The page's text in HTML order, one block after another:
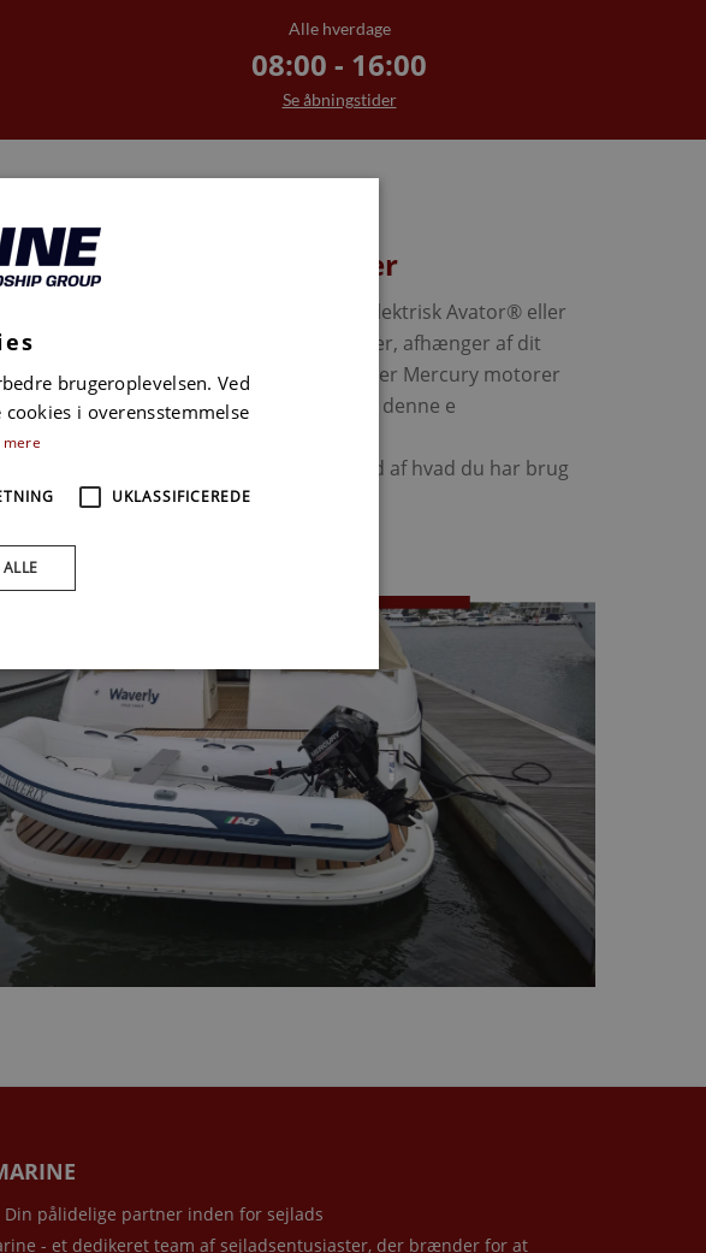
Alle hverdage
08:00 - 16:00
Se åbningstider
Racing
Effektive motorer
Om du har behov for en elektrisk Avator® eller
en større påhængsmotorer, afhænger af dit
behov. Uanset hvad tilbyder Mercury motorer
med effektivt forbrug, når denne e
Kom ind og lad os finde ud af hvad du har brug
for.
Din pålidelige partner inden for sejlads
- et dedikeret team af sejladsentusiaster, der brænder for at
brugeroplevelsen. Ved
i overensstemmelse
UKLASSIFICEREDE
ALLE